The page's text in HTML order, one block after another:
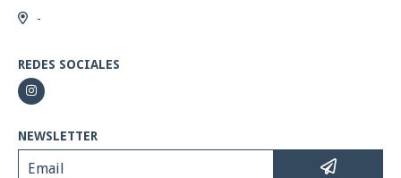
-
REDES SOCIALES
NEWSLETTER